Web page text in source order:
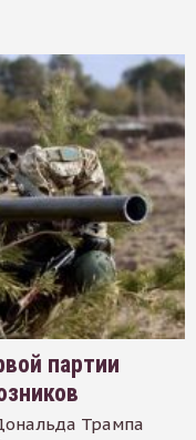
партии
Трампа